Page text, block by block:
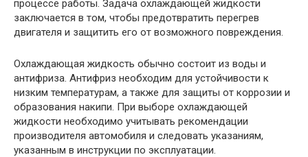
процессе работы. Задача охлаждающей жидкости
заключается в том, чтобы предотвратить перегрев
двигателя и защитить его от возможного повреждения.
Охлаждающая жидкость обычно состоит из воды и
антифриза. Антифриз необходим для устойчивости к
низким температурам, а также для защиты от коррозии и
образования накипи. При выборе охлаждающей
жидкости необходимо учитывать рекомендации
производителя автомобиля и следовать указаниям,
указанным в инструкции по эксплуатации.